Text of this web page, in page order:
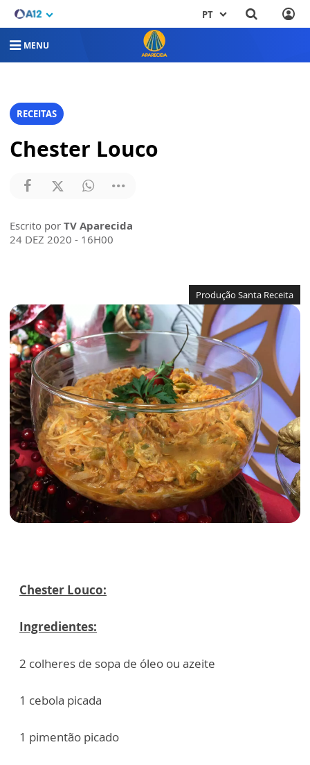
PT
MENU
RECEITAS
Chester Louco
Escrito por TV Aparecida
24 DEZ 2020 - 16H00
Produção Santa Receita
Chester Louco:
Ingredientes:
2 colheres de sopa de óleo ou azeite
1 cebola picada
1 pimentão picado